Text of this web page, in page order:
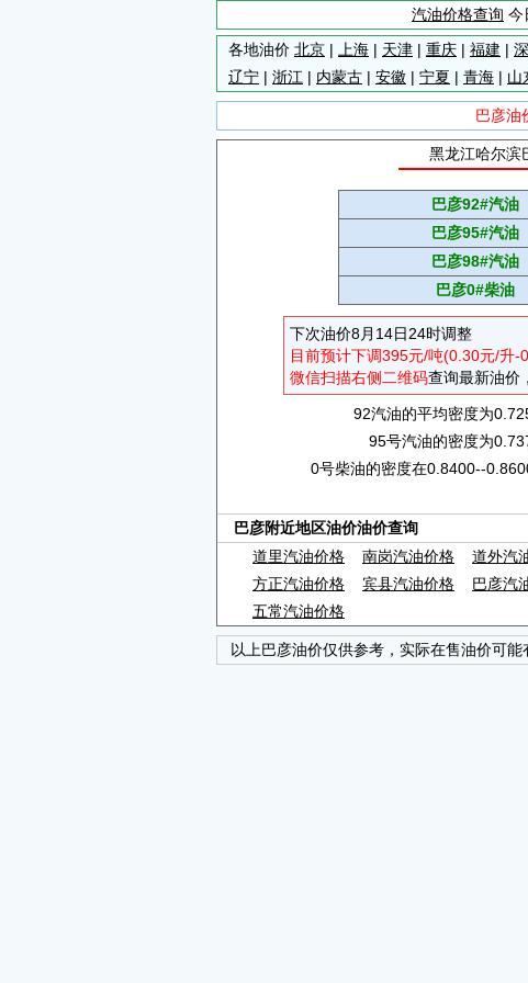
汽油价格查询 今
各地油价 北京 | 上海 | 天津 | 重庆 | 福建 |
辽宁 | 浙江 | 内蒙古 | 安徽 | 宁夏 | 青海 | 山
巴彦油
黑龙江哈尔滨
巴彦92#汽油
巴彦95#汽油
巴彦98#汽油
巴彦0#柴油
下次油价8月14日24时调整
目前预计下调395元/吨(0.30元/升-
微信扫描右侧二维码查询最新油价
92汽油的平均密度为
95号汽油的密度为
0号柴油的密度在0.8400--
巴彦附近地区油价油价查询
道里汽油价格
南岗汽油价格 道外汽
方正汽油价格
宾县汽油价格 巴彦汽
五常汽油价格
以上巴彦油价仅供参考，实际在售油价可